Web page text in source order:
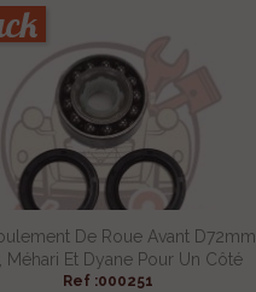
De Roue Avant D72mm
Méhari Et Dyane Pour Un Côté
Ref :000251